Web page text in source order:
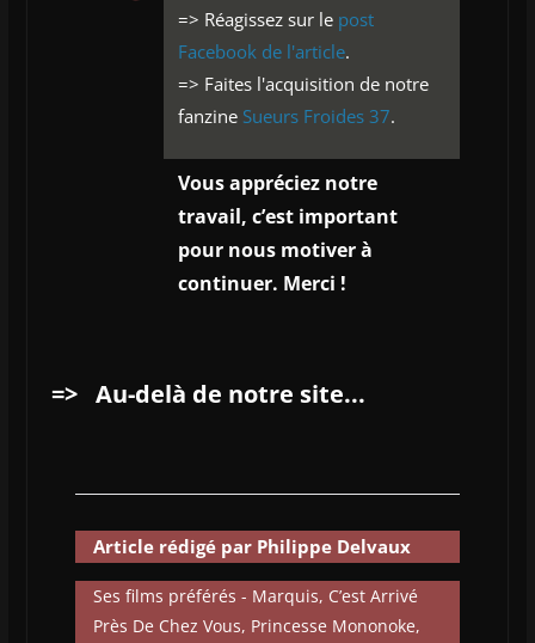
=> Réagissez sur le post
Facebook de l'article.
=> Faites l'acquisition de notre
fanzine Sueurs Froides 37.
Vous appréciez notre
travail, c’est important
pour nous motiver à
continuer. Merci !
=> Au-delà de notre site...
Article rédigé par Philippe Delvaux
Ses films préférés - Marquis, C’est Arrivé
Près De Chez Vous, Princesse Mononoke,